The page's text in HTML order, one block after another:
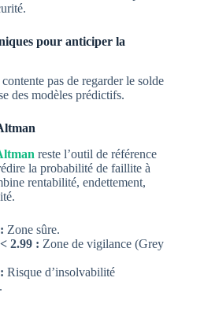
pour anticiper la
pas de regarder le solde
des modèles prédictifs.
reste l’outil de référence
la probabilité de faillite à
rentabilité, endettement,
Zone sûre.
2.99 : Zone de vigilance (Grey
Risque d’insolvabilité